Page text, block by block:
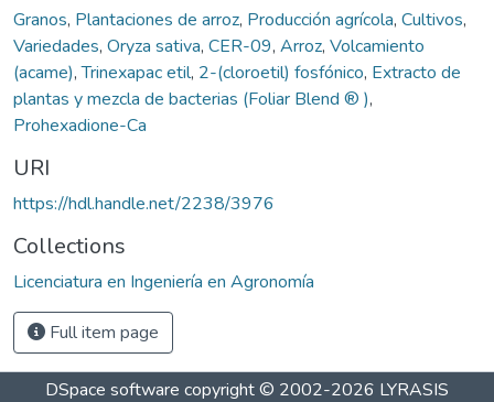
Granos, Plantaciones de arroz, Producción agrícola, Cultivos,
Variedades, Oryza sativa, CER-09, Arroz, Volcamiento
(acame),Trinexapac etil, 2-(cloroetil) fosfónico, Extracto de
plantas y mezcla de bacterias (Foliar Blend ® ),
Prohexadione-Ca
URI
https://hdl.handle.net/2238/3976
Collections
Licenciatura en Ingeniería en Agronomía
Full item page
DSpace software copyright © 2002-2026 LYRASIS